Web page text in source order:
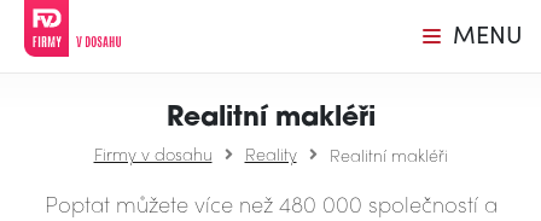
MENU
Realitní makléři
Firmy v dosahu Reality Realitní makléři
Poptat můžete více než 480 000 společností a